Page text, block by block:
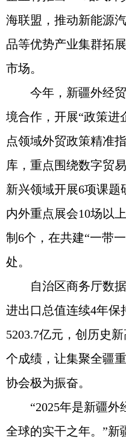
海联盟，推动新能源
品等优势产业集群拓
市场。
今年，新疆外经
境合作，开展“政策进
点领域外贸政策精准
库，重点围绕数字贸
新兴领域开展6项课
内外重点展会10场以
制6个，在共建“一带
处。
自治区商务厅数
进出口总值连续4年保
5203.7亿元，创历史
个成绩，让集聚全疆
协会极为振奋。
“2025年是新疆
全球的实干之年。”新